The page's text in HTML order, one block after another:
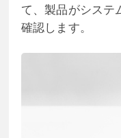
て、製品がシステ
確認します。